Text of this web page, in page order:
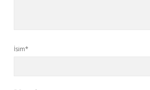
İsim*